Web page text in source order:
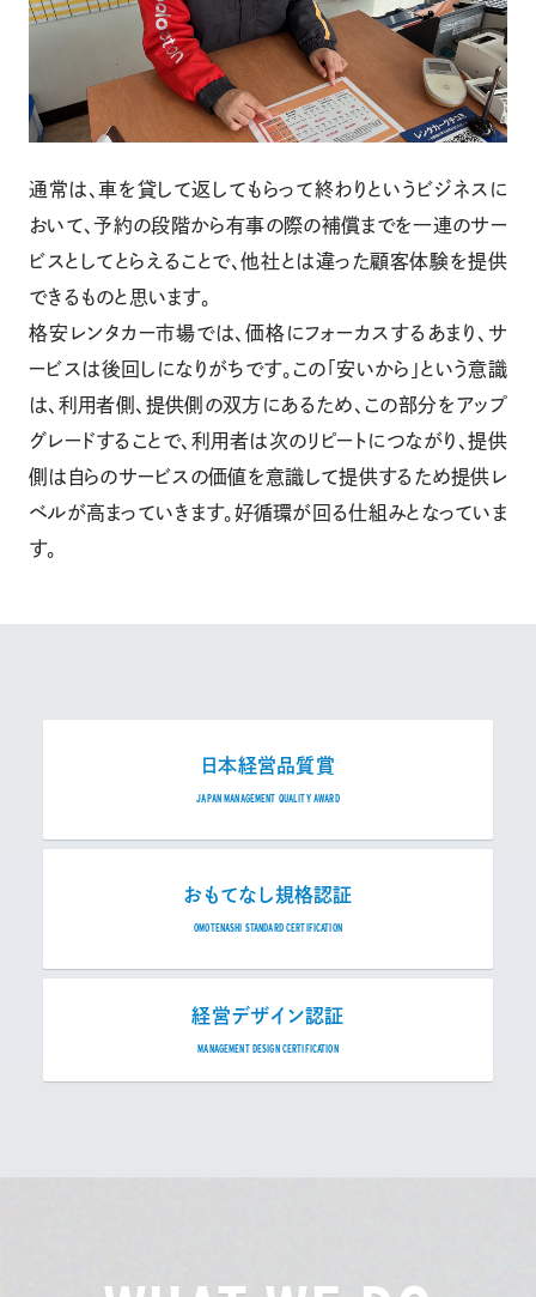
通常は、車を貸して返してもらって終わりというビジネスに
おいて、予約の段階から有事の際の補償までを一連のサー
ビスとしてとらえることで、他社とは違った顧客体験を提供
できるものと思います。
格安レンタカー市場では、価格にフォーカスするあまり、サ
ービスは後回しになりがちです。この「安いから」という意識
は、利用者側、提供側の双方にあるため、この部分をアップ
グレードすることで、利用者は次のリピートにつながり、提供
側は自らのサービスの価値を意識して提供するため提供レ
ベルが高まっていきます。好循環が回る仕組みとなっていま
す。
日本経営品質賞
JAPAN MANAGEMENT QUALITY AWARD
おもてなし規格認証
OMOTENASHI STANDARD CERTIFICATION
経営デザイン認証
MANAGEMENT DESIGN CERTIFICATION